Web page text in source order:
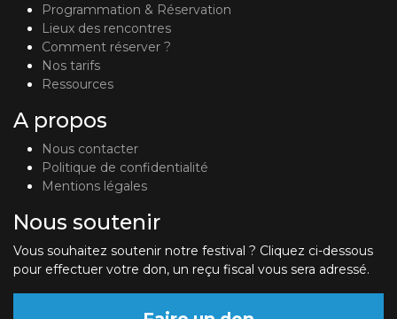
Programmation & Réservation
Lieux des rencontres
Comment réserver ?
Nos tarifs
Ressources
A propos
Nous contacter
Politique de confidentialité
Mentions légales
Nous soutenir
Vous souhaitez soutenir notre festival ? Cliquez ci-dessous
pour effectuer votre don, un reçu fiscal vous sera adressé.